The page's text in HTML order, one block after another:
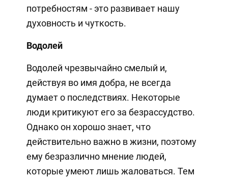
потребностям - это развивает нашу
духовность и чуткость.
Водолей
Водолей чрезвычайно смелый и,
действуя во имя добра, не всегда
думает о последствиях. Некоторые
люди критикуют его за безрассудство.
Однако он хорошо знает, что
действительно важно в жизни, поэтому
ему безразлично мнение людей,
которые умеют лишь жаловаться. Тем